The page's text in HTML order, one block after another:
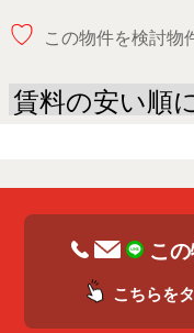
♡ この物件を検討物
この
こちらを